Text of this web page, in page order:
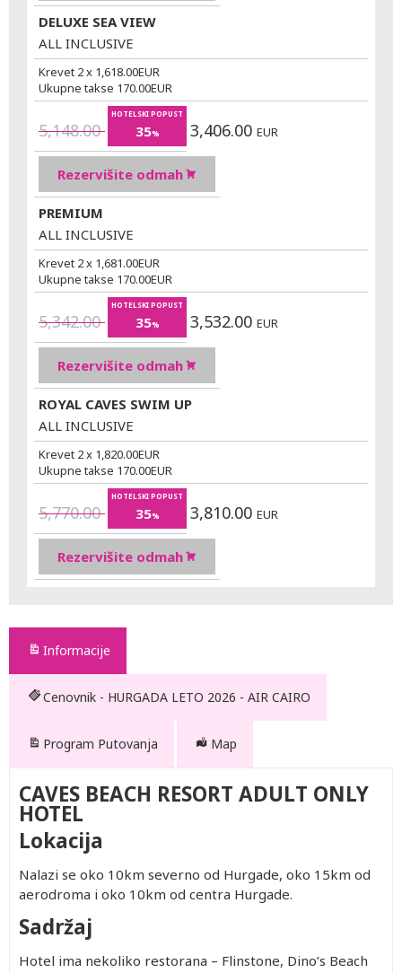
DELUXE SEA VIEW
ALL INCLUSIVE
Krevet 2 x 1,618.00EUR
Ukupne takse 170.00EUR
5,148.00
HOTELSKI POPUST
35% 3,406.00 EUR
Rezervišite odmah
PREMIUM
ALL INCLUSIVE
Krevet 2 x 1,681.00EUR
Ukupne takse 170.00EUR
5,342.00
HOTELSKI POPUST
35% 3,532.00 EUR
Rezervišite odmah
ROYAL CAVES SWIM UP
ALL INCLUSIVE
Krevet 2 x 1,820.00EUR
Ukupne takse 170.00EUR
5,770.00
HOTELSKI POPUST
35% 3,810.00 EUR
Rezervišite odmah
Informacije
Cenovnik - HURGADA LETO 2026 - AIR CAIRO
Program Putovanja Map
CAVES BEACH RESORT ADULT ONLY
HOTEL
Lokacija
Nalazi se oko 10km severno od Hurgade, oko 15km od
aerodroma i oko 10km od centra Hurgade.
Sadržaj
Hotel ima nekoliko restorana – Flinstone, Dino’s Beach